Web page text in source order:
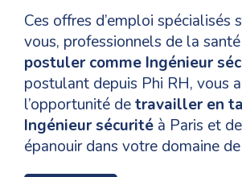
Ces offres d’emploi spécialisés
vous, professionnels de la
postuler comme Ingénieur
postulant depuis Phi RH, vous
l’opportunité detravailler en
Ingénieur sécurité à Paris et
épanouir dans votre domaine de